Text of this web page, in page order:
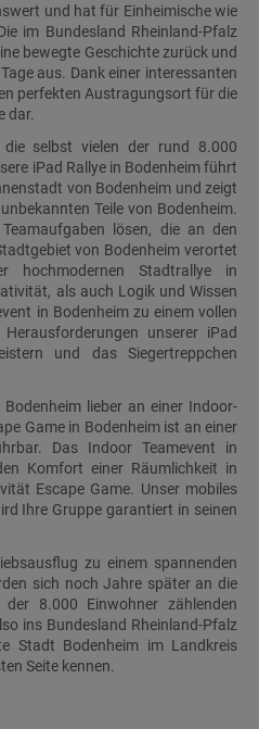
und hat für Einheimische wie
im Bundesland Rheinland-Pfalz
bewegte Geschichte zurück und
aus. Dank einer interessanten
perfekten Austragungsort für die
dar.
selbst vielen der rund 8.000
iPad Rallye in Bodenheim führt
von Bodenheim und zeigt
Teile von Bodenheim.
lösen, die an den
von Bodenheim verortet
hochmodernen Stadtrallye in
als auch Logik und Wissen
in Bodenheim zu einem vollen
unserer iPad
und das Siegertreppchen
lieber an einer Indoor-
Game in Bodenheim ist an einer
Das Indoor Teamevent in
Komfort einer Räumlichkeit in
Escape Game. Unser mobiles
Ihre Gruppe garantiert in seinen
zu einem spannenden
sich noch Jahre später an die
8.000 Einwohner zählenden
ins Bundesland Rheinland-Pfalz
Stadt Bodenheim im Landkreis
Seite kennen.